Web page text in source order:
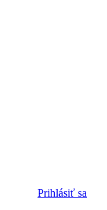
Prihlásiť sa